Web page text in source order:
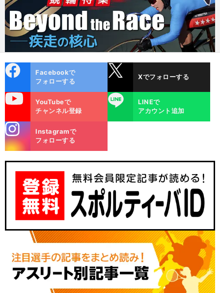
ok
Facebookで
フォローする
Xでフォローする
YouTubeで
チャンネル登録
LINE
LINEで
アカウント追加
m
Instagramで
フォローする